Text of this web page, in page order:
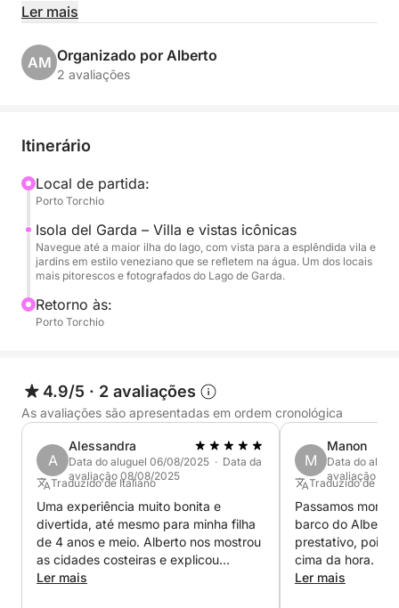
del Garda, você navegará pela costa em uma
atmosfera relaxante e cênica, ideal para aproveitar o
O ponto alto da experiência será a visita à
famosa por sua imponente vila e jardins impecáveis,
que criam um cenário único e cativante.
Durante o passeio, você poderá relaxar a bordo,
apreciar a vista e, se o tempo permitir, dar um
ainda mais agradável.
Uma excursão perfeita para quem busca
relaxamento, natureza e beleza no Lago de Garda,
mesmo em pouco tempo.
Ler mais
AM Organizado por Alberto
2 avaliações
Itinerário
Local de partida:
Porto Torchio
Isola del Garda – Villa e vistas icônicas
Navegue até a maior ilha do lago, com vista para a esplêndida vila e
jardins em estilo veneziano que se refletem na água. Um dos locais
mais pitorescos e fotografados do Lago de Garda.
Retorno às:
Porto Torchio
4.9/5 · 2 avaliações
As avaliações são apresentadas em ordem cronológica
A
Alessandra
Data do aluguel 06/08/2025 · Data da
avaliação 08/08/2025
Traduzido de Italiano
Uma experiência muito bonita e
divertida, até mesmo para minha filha
de 4 anos e meio. Alberto nos mostrou
as cidades costeiras e explicou
algumas curiosidades locais.
Ler mais
M
Manon
Data do
avaliação
Traduzido de
Passamos
barco do
prestativo, pois
cima da hora.
Ler mais